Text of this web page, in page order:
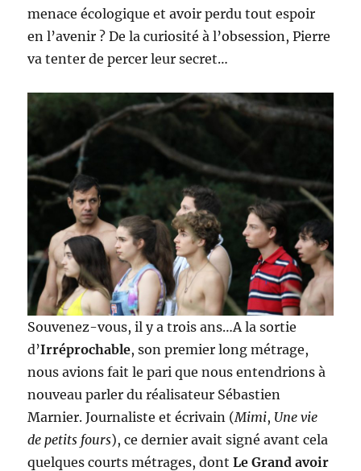
menace écologique et avoir perdu tout espoir
en l’avenir ? De la curiosité à l’obsession, Pierre
va tenter de percer leur secret…
Souvenez-vous, il y a trois ans…A la sortie
d’Irréprochable, son premier long métrage,
nous avions fait le pari que nous entendrions à
nouveau parler du réalisateur Sébastien
Marnier. Journaliste et écrivain (Mimi, Une vie
de petits fours), ce dernier avait signé avant cela
quelques courts métrages, dontLe Grand avoir